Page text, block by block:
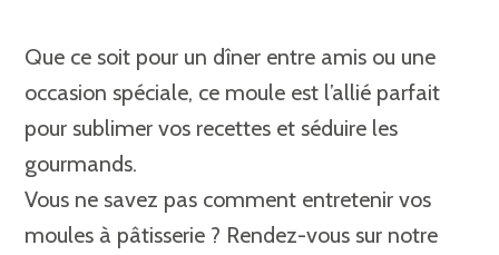
Que ce soit pour un dîner entre amis ou une
occasion spéciale, ce moule est l’allié parfait
pour sublimer vos recettes et séduire les
gourmands.
Vous ne savez pas comment entretenir vos
moules à pâtisserie ? Rendez-vous sur notre